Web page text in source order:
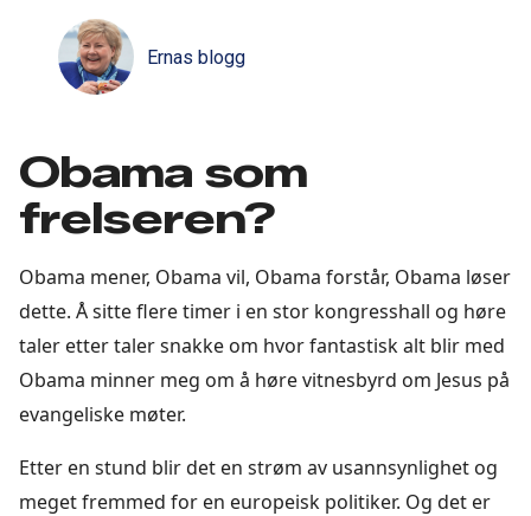
Ernas blogg
Obama som
frelseren?
Obama mener, Obama vil, Obama forstår, Obama løser
dette. Å sitte flere timer i en stor kongresshall og høre
taler etter taler snakke om hvor fantastisk alt blir med
Obama minner meg om å høre vitnesbyrd om Jesus på
evangeliske møter.
Etter en stund blir det en strøm av usannsynlighet og
meget fremmed for en europeisk politiker. Og det er